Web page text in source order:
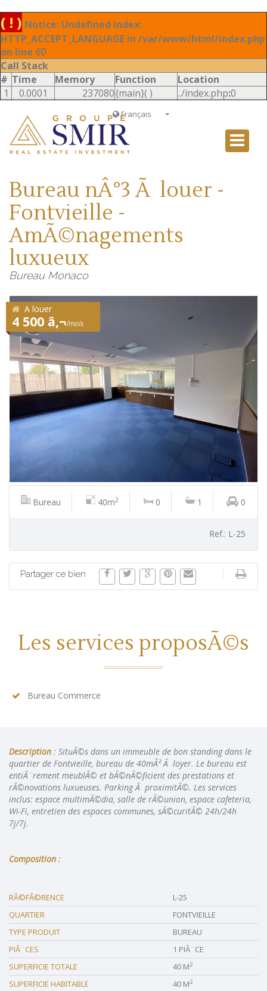
( ! ) Notice: Undefined index:
HTTP_ACCEPT_LANGUAGE in /var/www/html/index.php
on line 60
Call Stack
# Time Memory Function
Location
1
0.0001 237080{main}( ) ../index.php:0
Français
Italiano
Bureau nÂ°3 Ã louer -
Fontvieille -
AmÃ©nagements
luxueux
Bureau Monaco
A louer
4 500 â‚¬/mois
Bureau 40m2 0 1 0
Ref.: L-25
Partager ce bien
Les services proposÃ©s
Bureau Commerce
Description : SituÃ©s dans un immeuble de bon standing dans le
quartier de Fontvieille, bureau de 40mÂ² Ã loyer. Le bureau est
entiÃ¨rement meublÃ© et bÃ©nÃ©ficient des prestations et
rÃ©novations luxueuses. Parking Ã proximitÃ©. Les services
inclus: espace multimÃ©dia, salle de rÃ©union, espace cafeteria,
Wi-Fi, entretien des espaces communes, sÃ©curitÃ© 24h/24h
7j/7j.
Composition :
RÃ©FÃ©RENCE
L-25
QUARTIER
FONTVIEILLE
TYPE PRODUIT
BUREAU
PIÃ¨CES
1 PIÃ¨CE
SUPERFICIE TOTALE
40 M2
SUPERFICIE HABITABLE 40 M2